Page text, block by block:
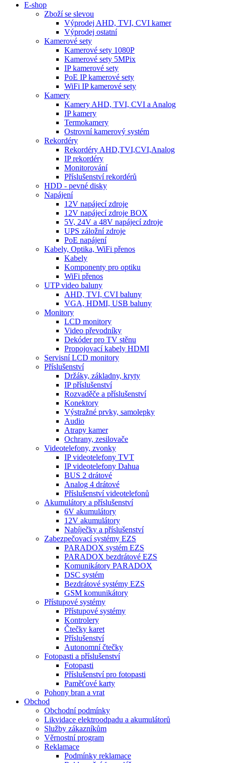
E-shop
Zboží se slevou
Výprodej AHD, TVI, CVI kamer
Výprodej ostatní
Kamerové sety
Kamerové sety 1080P
Kamerové sety 5MPix
IP kamerové sety
PoE IP kamerové sety
WiFi IP kamerové sety
Kamery
Kamery AHD, TVI, CVI a Analog
IP kamery
Termokamery
Ostrovní kamerový systém
Rekordéry
Rekordéry AHD,TVI,CVI,Analog
IP rekordéry
Monitorování
Příslušenství rekordérů
HDD - pevné disky
Napájení
12V napájecí zdroje
12V napájecí zdroje BOX
5V, 24V a 48V napájecí zdroje
UPS záložní zdroje
PoE napájení
Kabely, Optika, WiFi přenos
Kabely
Komponenty pro optiku
WiFi přenos
UTP video baluny
AHD, TVI, CVI baluny
VGA, HDMI, USB baluny
Monitory
LCD monitory
Video převodníky
Dekóder pro TV stěnu
Propojovací kabely HDMI
Servisní LCD monitory
Příslušenství
Držáky, základny, kryty
IP příslušenství
Rozvaděče a příslušenství
Konektory
Výstražné prvky, samolepky
Audio
Atrapy kamer
Ochrany, zesilovače
Videotelefony, zvonky
IP videotelefony TVT
IP videotelefony Dahua
BUS 2 drátové
Analog 4 drátové
Příslušenství videotelefonů
Akumulátory a příslušenství
6V akumulátory
12V akumulátory
Nabíječky a příslušenství
Zabezpečovací systémy EZS
PARADOX systém EZS
PARADOX bezdrátové EZS
Komunikátory PARADOX
DSC systém
Bezdrátové systémy EZS
GSM komunikátory
Přístupové systémy
Přístupové systémy
Kontrolery
Čtečky karet
Příslušenství
Autonomní čtečky
Fotopasti a příslušenství
Fotopasti
Příslušenství pro fotopasti
Paměťové karty
Pohony bran a vrat
Obchod
Obchodní podmínky
Likvidace elektroodpadu a akumulátorů
Služby zákazníkům
Věrnostní program
Reklamace
Podmínky reklamace